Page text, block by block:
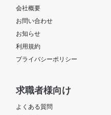
会社概要
お問い合わせ
お知らせ
利用規約
プライバシーポリシー
求職者様向け
よくある質問